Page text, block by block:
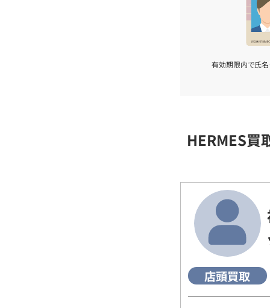
有効期限内で氏名
HERMES買
店頭買取